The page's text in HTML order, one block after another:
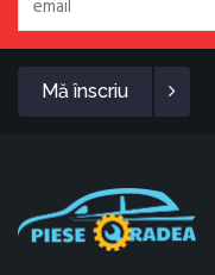
Mă înscriu